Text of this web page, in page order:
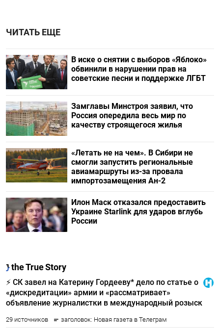
ЧИТАТЬ ЕЩЕ
В иске о снятии с выборов «Яблоко»
обвинили в нарушении прав на
советские песни и поддержке ЛГБТ
Замглавы Минстроя заявил, что
Россия опередила весь мир по
качеству строящегося жилья
«Летать не на чем». В Сибири не
смогли запустить региональные
авиамаршруты из-за провала
импортозамещения Ан-2
Илон Маск отказался предоставить
Украине Starlink для ударов вглубь
России